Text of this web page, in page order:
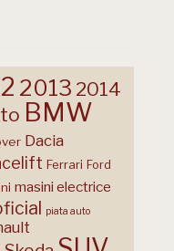
2013 2014
BMW
Dacia
Ferrari Ford
masini electrice
piata auto